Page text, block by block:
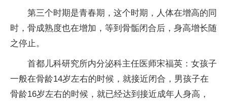
第三个时期是青春期，这个时期，人体在增高的同
时，骨成熟度也在增加，等到骨骺闭合后，身高增长随
之停止。
首都儿科研究所内分泌科主任医师宋福英：女孩子
一般在骨龄14岁左右的时候，就接近闭合，男孩子在
骨龄16岁左右的时候，就已经达到接近成年人身高，